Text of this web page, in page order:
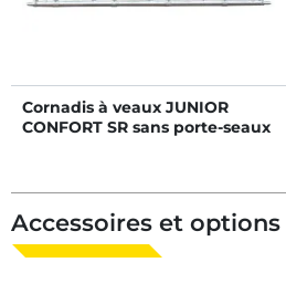
Cornadis à veaux JUNIOR
CONFORT SR sans porte-seaux
Accessoires et options